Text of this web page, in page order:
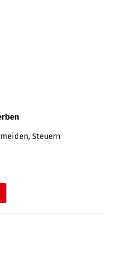
Steuern